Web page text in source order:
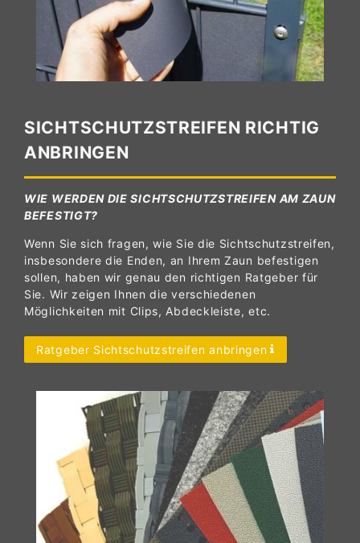
SICHTSCHUTZSTREIFEN RICHTIG
ANBRINGEN
WIE WERDEN DIE SICHTSCHUTZSTREIFEN AM ZAUN
BEFESTIGT?
Wenn Sie sich fragen, wie Sie die Sichtschutzstreifen,
insbesondere die Enden, an Ihrem Zaun befestigen
sollen, haben wir genau den richtigen Ratgeber für
Sie. Wir zeigen Ihnen die verschiedenen
Möglichkeiten mit Clips, Abdeckleiste, etc.
Ratgeber Sichtschutzstreifen anbringen